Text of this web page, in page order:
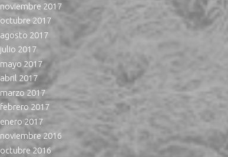
noviembre 2017
octubre 2017
agosto 2017
julio 2017
mayo 2017
abril 2017
marzo 2017
febrero 2017
enero 2017
noviembre 2016
octubre 2016